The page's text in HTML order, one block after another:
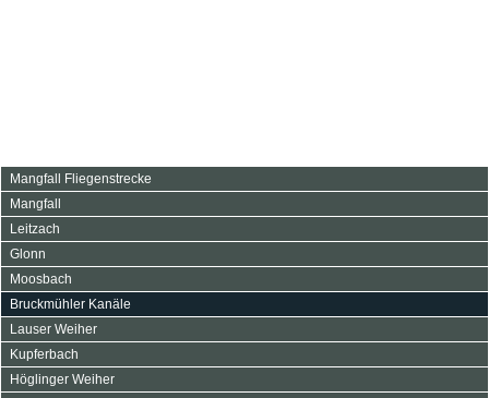
Navigation
überspringen
Mangfall Fliegenstrecke
Mangfall
Leitzach
Glonn
Moosbach
Bruckmühler Kanäle
Lauser Weiher
Kupferbach
Höglinger Weiher